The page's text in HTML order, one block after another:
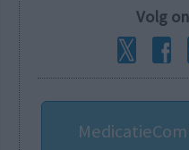
Volg